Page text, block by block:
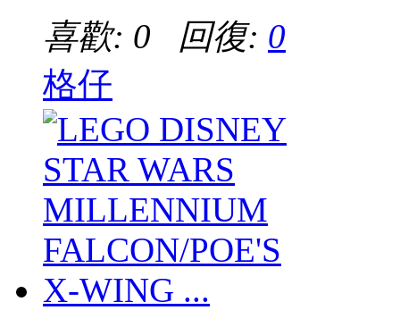
喜歡: 0 回復: 0
格仔